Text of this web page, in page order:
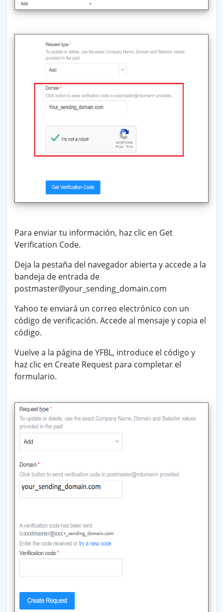
Para enviar tu información, haz clic en Get
Verification Code.
Deja la pestaña del navegador abierta y accede a la
bandeja de entrada de
postmaster@your_sending_domain.com
Yahoo te enviará un correo electrónico con un
código de verificación. Accede al mensaje y copia el
código.
Vuelve a la página de YFBL, introduce el código y
haz clic en Create Request para completar el
formulario.